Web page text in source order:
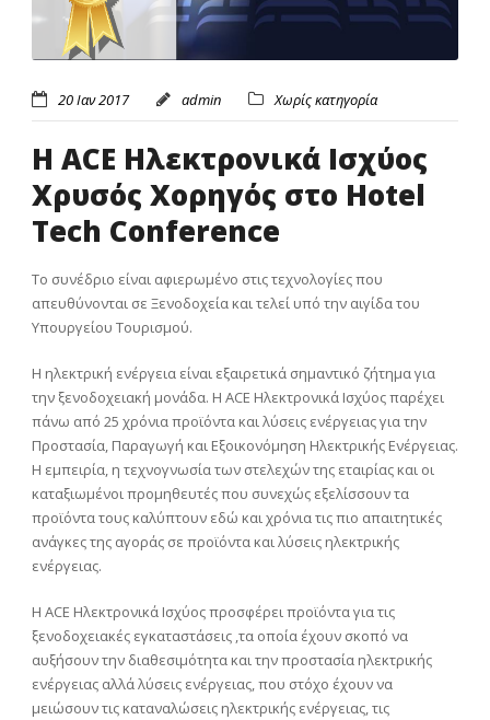
20 Ιαν 2017 admin Χωρίς κατηγορία
Η ACE Ηλεκτρονικά Ισχύος
Χρυσός Χορηγός στο Hotel
Tech Conference
Το συνέδριο είναι αφιερωμένο στις τεχνολογίες που
απευθύνονται σε Ξενοδοχεία και τελεί υπό την αιγίδα του
Υπουργείου Τουρισμού.
Η ηλεκτρική ενέργεια είναι εξαιρετικά σημαντικό ζήτημα για
την ξενοδοχειακή μονάδα. Η ACE Ηλεκτρονικά Ισχύος παρέχει
πάνω από 25 χρόνια προϊόντα και λύσεις ενέργειας για την
Προστασία, Παραγωγή και Εξοικονόμηση Ηλεκτρικής Ενέργειας.
Η εμπειρία, η τεχνογνωσία των στελεχών της εταιρίας και οι
καταξιωμένοι προμηθευτές που συνεχώς εξελίσσουν τα
προϊόντα τους καλύπτουν εδώ και χρόνια τις πιο απαιτητικές
ανάγκες της αγοράς σε προϊόντα και λύσεις ηλεκτρικής
ενέργειας.
Η ACE Ηλεκτρονικά Ισχύος προσφέρει προϊόντα για τις
ξενοδοχειακές εγκαταστάσεις ,τα οποία έχουν σκοπό να
αυξήσουν την διαθεσιμότητα και την προστασία ηλεκτρικής
ενέργειας αλλά λύσεις ενέργειας, που στόχο έχουν να
μειώσουν τις καταναλώσεις ηλεκτρικής ενέργειας, τις